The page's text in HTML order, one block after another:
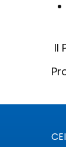
Il